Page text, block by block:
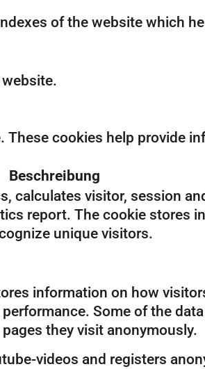
of the website which
cookies help provide
Beschreibung
calculates visitor, session
report. The cookie stores
unique visitors.
information on how
Some of the
they visit anonymously.
videos and registers